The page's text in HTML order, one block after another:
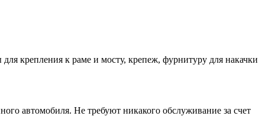
крепления к раме и мосту, крепеж, фурнитуру для накачки
автомобиля. Не требуют никакого обслуживание за счет